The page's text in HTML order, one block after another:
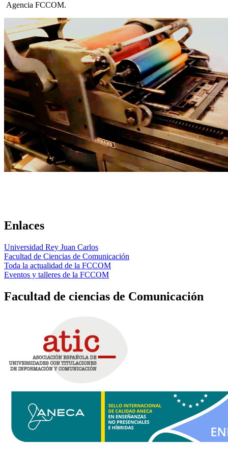
Agencia FCCOM.
Enlaces
Universidad Rey Juan Carlos
Facultad de Ciencias de Comunicación
Toda la actualidad de la FCCOM
Eventos y talleres de la FCCOM
Facultad de ciencias de Comunicación